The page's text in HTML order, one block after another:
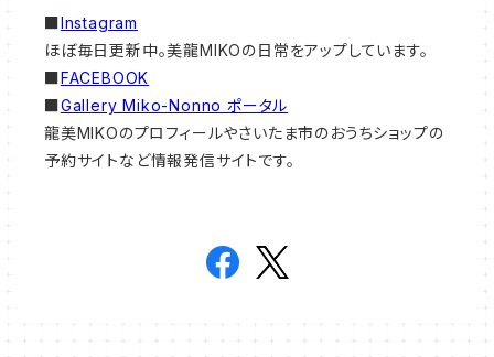
■Instagram
ほぼ毎日更新中。美龍MIKOの日常をアップしています。
■FACEBOOK
■Gallery Miko-Nonno ポータル
龍美MIKOのプロフィールやさいたま市のおうちショップの
予約サイトなど情報発信サイトです。